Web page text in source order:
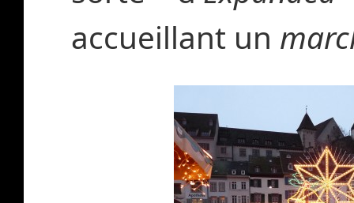
accueillant un